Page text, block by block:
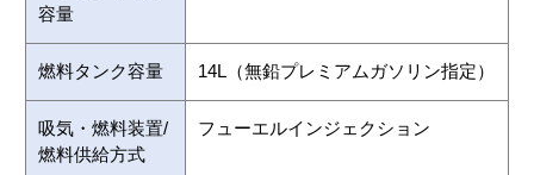
容量
燃料タンク容量 14L（無鉛プレミアムガソリン指定）
吸気・燃料装置/
燃料供給方式
フューエルインジェクション